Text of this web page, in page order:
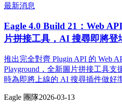
最新消息
Eagle 4.0 Build 21：Web
片拼接工具，AI 搜尋即將登
推出完全對齊 Plugin API 的 Web
Playground，全新圖片拼接工具支
時為即將上線的 AI 搜尋插件做好
Eagle 團隊2026-03-13